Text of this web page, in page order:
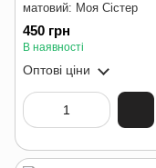
матовий: Моя Сістер
450 грн
В наявності
Оптові ціни